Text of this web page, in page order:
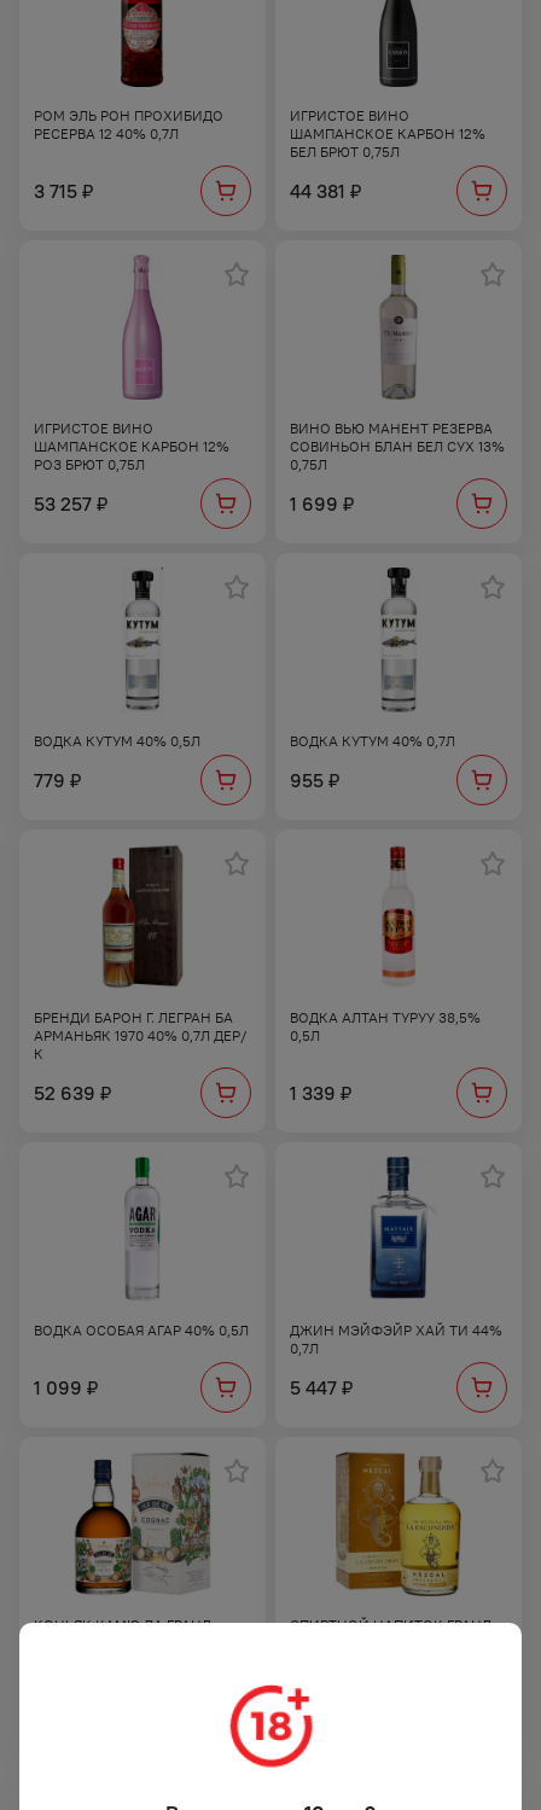
РОМ ЭЛЬ РОН ПРОХИБИДО
РЕСЕРВА 12 40% 0,7Л
3 715 ₽
ИГРИСТОЕ ВИНО
ШАМПАНСКОЕ КАРБОН 12%
БЕЛ БРЮТ 0,75Л
44 381 ₽
ИГРИСТОЕ ВИНО
ШАМПАНСКОЕ КАРБОН 12%
РОЗ БРЮТ 0,75Л
53 257 ₽
ВИНО ВЬЮ МАНЕНТ РЕЗЕРВА
СОВИНЬОН БЛАН БЕЛ СУХ 13%
0,75Л
1 699 ₽
ВОДКА КУТУМ 40% 0,5Л
779 ₽
ВОДКА КУТУМ 40% 0,7Л
955 ₽
БРЕНДИ БАРОН Г. ЛЕГРАН БА
АРМАНЬЯК 1970 40% 0,7Л ДЕР/
К
52 639 ₽
ВОДКА АЛТАН ТУРУУ 38,5%
0,5Л
1 339 ₽
ВОДКА ОСОБАЯ АГАР 40% 0,5Л
1 099 ₽
ДЖИН МЭЙФЭЙР ХАЙ ТИ 44%
0,7Л
5 447 ₽
КОНЬЯК КАМЮ ЛА ГРАНД
СПИРТНОЙ НАПИТОК ГРАНД
8 189